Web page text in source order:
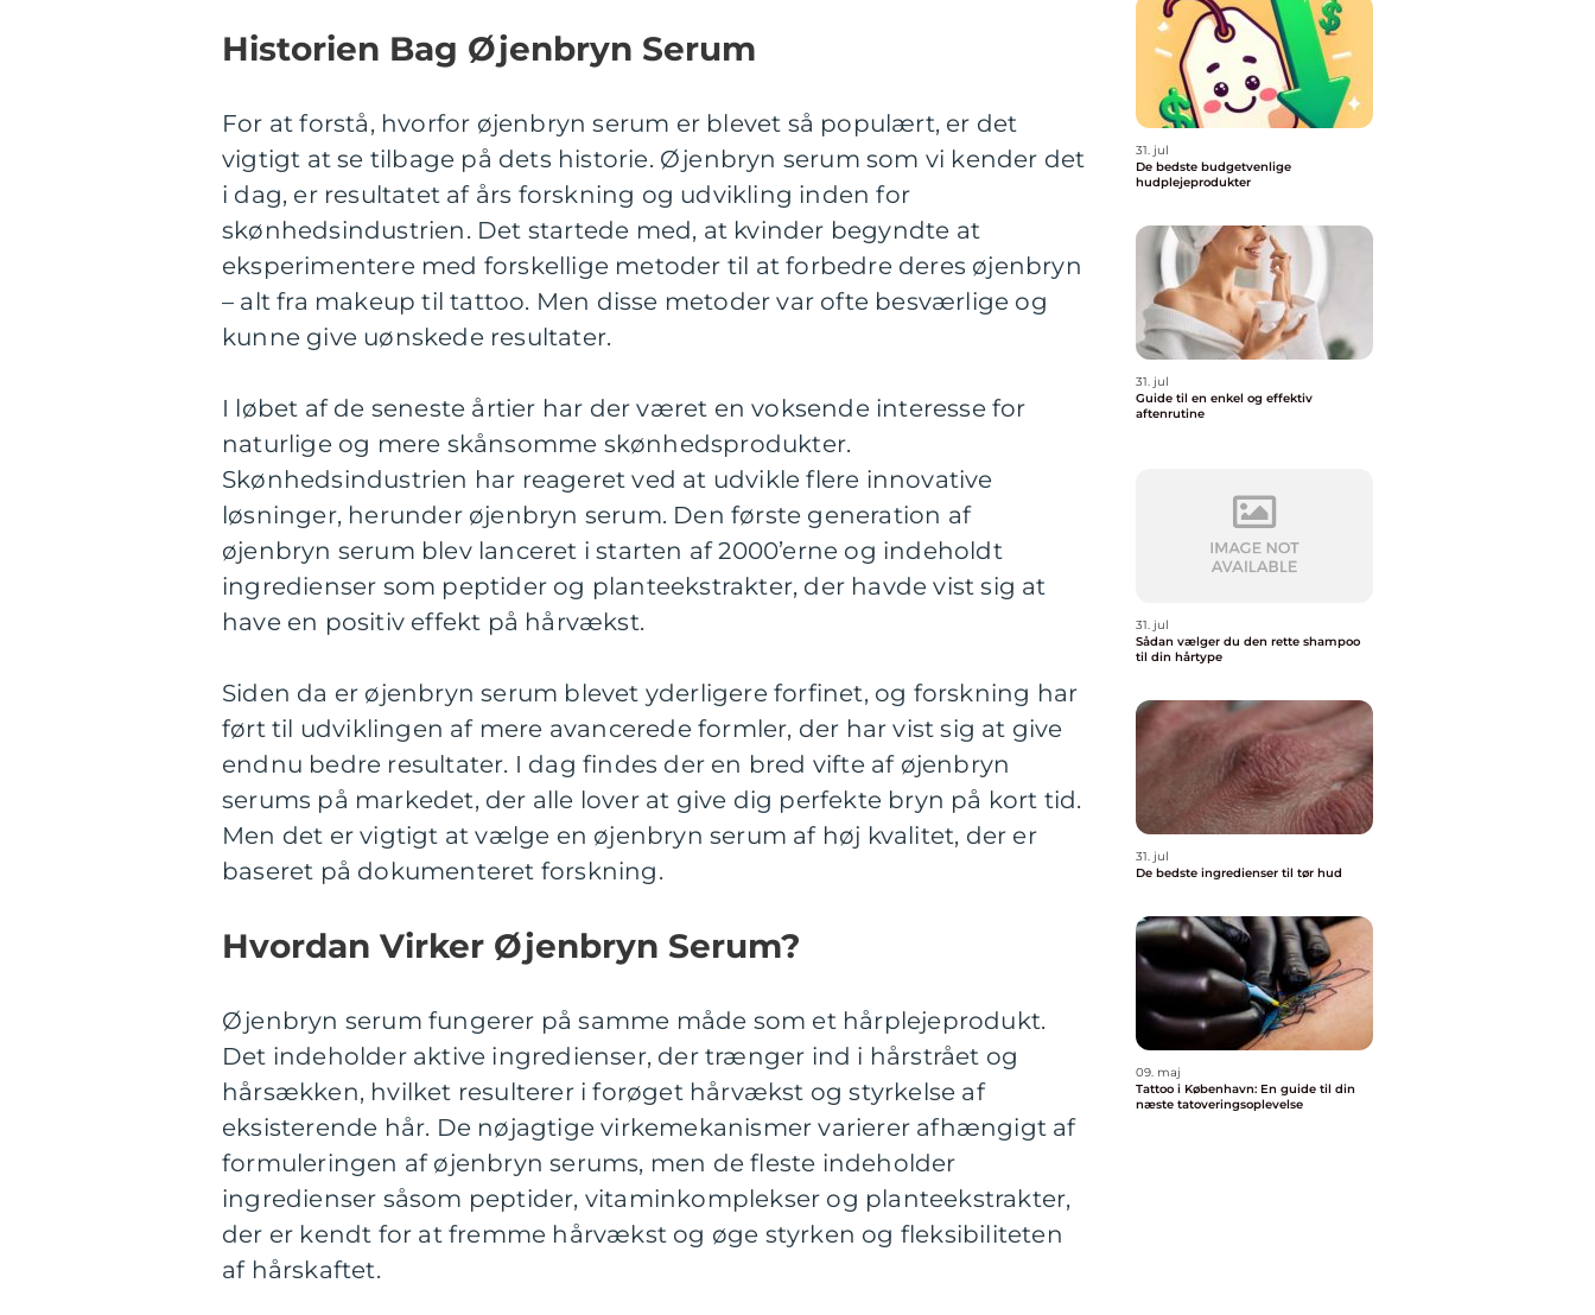
Historien Bag Øjenbryn Serum
For at forstå, hvorfor øjenbryn serum er blevet så populært, er det
vigtigt at se tilbage på dets historie. Øjenbryn serum som vi kender det
i dag, er resultatet af års forskning og udvikling inden for
skønhedsindustrien. Det startede med, at kvinder begyndte at
eksperimentere med forskellige metoder til at forbedre deres øjenbryn
– alt fra makeup til tattoo. Men disse metoder var ofte besværlige og
kunne give uønskede resultater.
I løbet af de seneste årtier har der været en voksende interesse for
naturlige og mere skånsomme skønhedsprodukter.
Skønhedsindustrien har reageret ved at udvikle flere innovative
løsninger, herunder øjenbryn serum. Den første generation af
øjenbryn serum blev lanceret i starten af 2000’erne og indeholdt
ingredienser som peptider og planteekstrakter, der havde vist sig at
have en positiv effekt på hårvækst.
Siden da er øjenbryn serum blevet yderligere forfinet, og forskning har
ført til udviklingen af mere avancerede formler, der har vist sig at give
endnu bedre resultater. I dag findes der en bred vifte af øjenbryn
serums på markedet, der alle lover at give dig perfekte bryn på kort tid.
Men det er vigtigt at vælge en øjenbryn serum af høj kvalitet, der er
baseret på dokumenteret forskning.
Hvordan Virker Øjenbryn Serum?
Øjenbryn serum fungerer på samme måde som et hårplejeprodukt.
Det indeholder aktive ingredienser, der trænger ind i hårstrået og
hårsækken, hvilket resulterer i forøget hårvækst og styrkelse af
eksisterende hår. De nøjagtige virkemekanismer varierer afhængigt af
formuleringen af øjenbryn serums, men de fleste indeholder
ingredienser såsom peptider, vitaminkomplekser og planteekstrakter,
der er kendt for at fremme hårvækst og øge styrken og fleksibiliteten
af hårskaftet.
31. jul
De bedste budgetvenlige
hudplejeprodukter
31. jul
Guide til en enkel og effektiv
aftenrutine
31. jul
Sådan vælger du den rette shampoo
til din hårtype
31. jul
De bedste ingredienser til tør hud
09. maj
Tattoo i København: En guide til din
næste tatoveringsoplevelse